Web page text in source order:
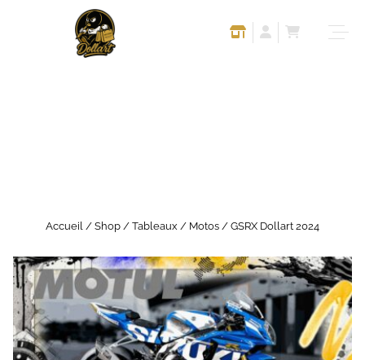
Accueil / Shop / Tableaux / Motos / GSRX Dollart 2024